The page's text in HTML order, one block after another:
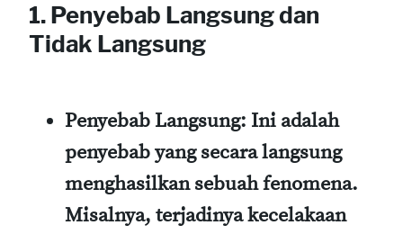
1. Penyebab Langsung dan
Tidak Langsung
Penyebab Langsung: Ini adalah
penyebab yang secara langsung
menghasilkan sebuah fenomena.
Misalnya, terjadinya kecelakaan